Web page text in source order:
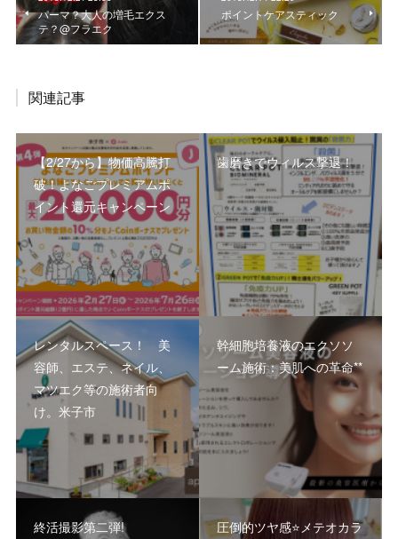
パーマ？大人の増毛エクス
テ？@フラエク
ポイントケアスティック
関連記事
【2/27から】物価高騰打
破！よなごプレミアムポ
イント還元キャンペーン
歯磨きでウィルス撃退！
レンタルスペース！ 美
容師、エステ、ネイル、
マツエク等の施術者向
け。米子市
幹細胞培養液のエクソソ
ーム施術：美肌への革命**
終活撮影第二弾!
圧倒的ツヤ感⭐️メテオカラ